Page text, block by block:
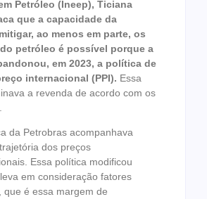
Petróleo (Ineep), Ticiana
que a capacidade da
ao menos em parte, os
petróleo é possível porque a
em 2023, a política de
internacional (PPI). Essa
a revenda de acordo com os
da Petrobras acompanhava
dos preços
Essa política modificou
em consideração fatores
que é essa margem de